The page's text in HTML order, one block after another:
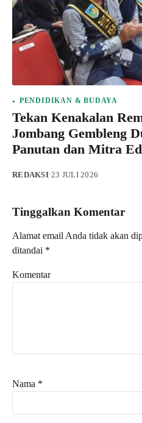
PENDIDIKAN & BUDAYA
Tekan Kenakalan
Jombang Gembleng
Panutan dan Mitra
REDAKSI·23 JULI 2026
Tinggalkan Komentar
Alamat email Anda tidak akan
ditandai *
Komentar
Nama *